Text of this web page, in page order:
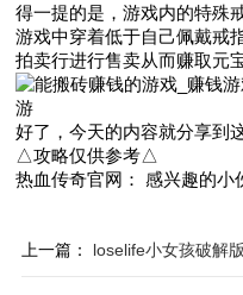
得一提的是，游戏内的特殊
游戏中穿着低于自己佩戴戒
拍卖行进行售卖从而赚取元
好了，今天的内容就分享到
△攻略仅供参考△
热血传奇官网： 感兴趣的小
上一篇： loselife小女孩破解